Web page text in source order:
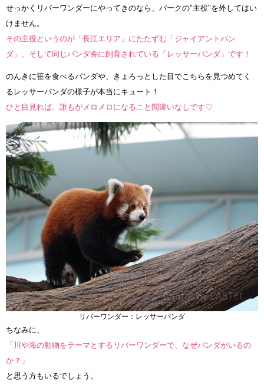
せっかくリバーワンダーにやってきのなら、パークの"主役"を外してはい
けません。
その主役というのが「長江エリア」にたたずむ「ジャイアントパン
ダ」、そして同じパンダ舎に飼育されている「レッサーパンダ」です！
のんきに笹を食べるパンダや、きょろっとした目でこちらを見つめてく
るレッサーパンダの様子が本当にキュート！
ひと目見れば、誰もがメロメロになること間違いなしです♡
リバーワンダー：レッサーパンダ
ちなみに、
「川や海の動物をテーマとするリバーワンダーで、なぜパンダがいるの
か？」
と思う方もいるでしょう。